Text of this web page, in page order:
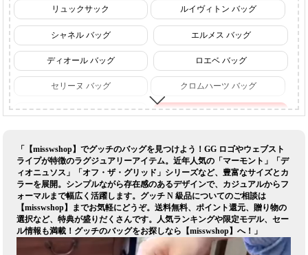
リュックサック ルイヴィトン バッグ
シャネル バッグ エルメス バッグ
ディオール バッグ ロエベ バッグ
セリーヌ バッグ クロムハーツ バッグ
プラダ バッグ グッチ バッグ
バーバリー バッグ バレンシアガ バッグ
フェンディ バッグ ゴヤール バッグ
ブルガリ バッグ ボッテガ ヴェネタ バッグ
ミュウミュウ バッグ ナイキ バッグ
「【misswshop】でグッチのバッグを見つけよう！GG ロゴやウェブスト
ライプが特徴のラグジュアリーアイテム。近年人気の「マーモント」「デ
ィオニュソス」「オフ・ザ・グリッド」シリーズなど、豊富なサイズとカ
ラーを展開。シンプルながら存在感のあるデザインで、カジュアルからフ
ォーマルまで幅広く活躍します。グッチ N 級品についてのご相談は
【misswshop】までお気軽にどうぞ。送料無料、ポイント還元、贈り物の
選択など、特典が盛りだくさんです。人気ランキングや限定モデル、セー
ル情報も満載！グッチのバッグをお探しなら【misswshop】へ！」